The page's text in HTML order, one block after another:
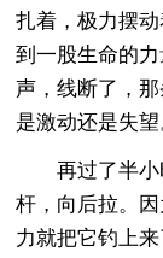
扎着，极力摆
到一股生命的
声，线断了，
是激动还是失望
再过了半小
杆，向后拉。
力就把它钓上